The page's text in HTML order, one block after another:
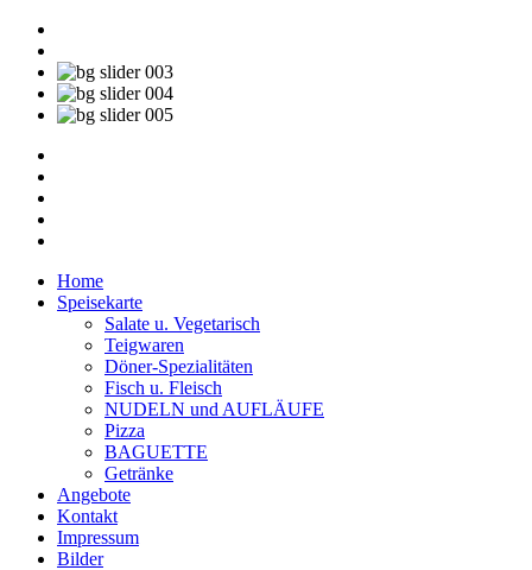
Home
Speisekarte
Salate u. Vegetarisch
Teigwaren
Döner-Spezialitäten
Fisch u. Fleisch
NUDELN und AUFLÄUFE
Pizza
BAGUETTE
Getränke
Angebote
Kontakt
Impressum
Bilder